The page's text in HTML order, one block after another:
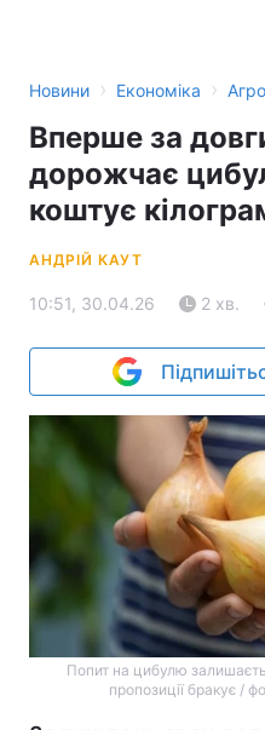
Новини › Економіка › Агро
Вперше за
дорожчає
коштує
АНДРІЙ КАУТ
10:51, 30.04.26 2 хв.
Попит на цибулю
пропозиції бракує /